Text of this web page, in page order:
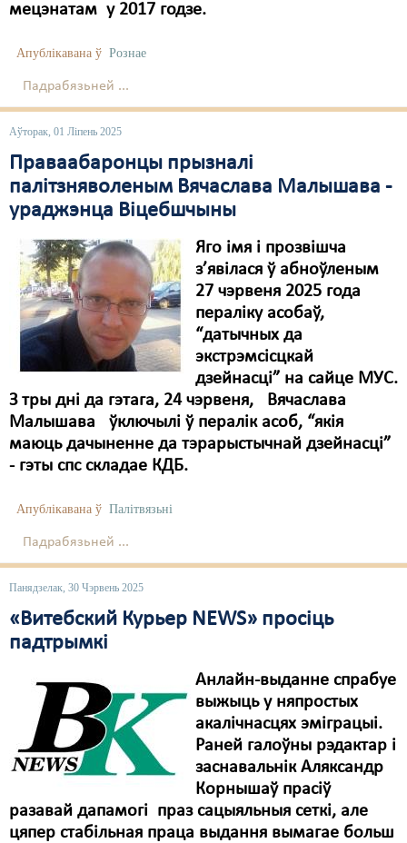
мецэнатам у 2017 годзе.
Апублікавана ў Рознае
Падрабязьней ...
Аўторак, 01 Ліпень 2025
Праваабаронцы прызналі
палітзняволеным Вячаслава Малышава -
ураджэнца Віцебшчыны
Яго імя і прозвішча
з’явілася ў абноўленым
27 чэрвеня 2025 года
пераліку асобаў,
“датычных да
экстрэмсісцкай
дзейнасці” на сайце МУС.
З тры дні да гэтага, 24 чэрвеня, Вячаслава
Малышава ўключылі ў пералік асоб, “якія
маюць дачыненне да тэрарыстычнай дзейнасці”
- гэты спс складае КДБ.
Апублікавана ў Палітвязьні
Падрабязьней ...
Панядзелак, 30 Чэрвень 2025
«Витебский Курьер NEWS» просіць
падтрымкі
Анлайн-выданне спрабуе
выжыць у няпростых
акалічнасцях эміграцыі.
Раней галоўны рэдактар і
заснавальнік Аляксандр
Корнышаў прасіў
разавай дапамогі праз сацыяльныя сеткі, але
цяпер стабільная праца выдання вымагае больш